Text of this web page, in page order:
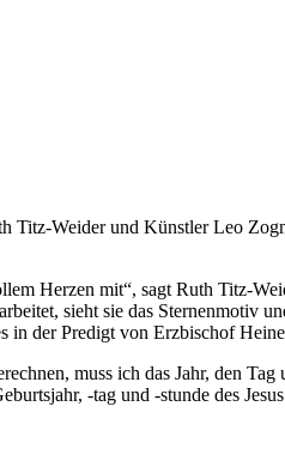
Weider und Künstler Leo
Herzen mit“, sagt Ruth Titz-
sieht sie das Sternenmotiv
der Predigt von Erzbischof
muss ich das Jahr, den
-tag und -stunde des